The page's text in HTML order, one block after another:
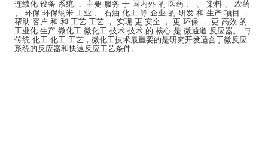
连续化 设备 系统 ， 主要 服务 于 国内外 的 医药 、 、 染料 、 农药
、 环保 环保纳米 工业 、 石油 化工 等 企业 的 研发 和 生产 项目 ，
帮助 客户 和 和 工艺 工艺 ， 实现 更 安全 ， 更 环保 ， 更 高效 的
工业化 生产 微化工 微化工 技术 技术 的 核心 是 微通道 反应器。 与
传统 化工 化工 工艺，微化工技术最重要的是研究开发适合于微反应
系统的反应器和快速反应工艺条件。